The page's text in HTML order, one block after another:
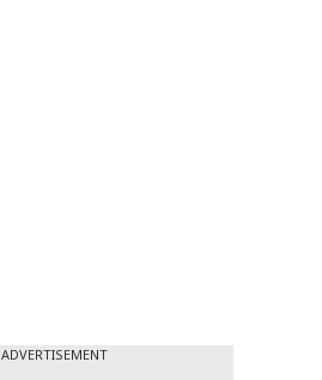
ADVERTISEMENT